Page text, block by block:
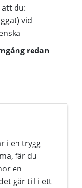
att du:
vid
redan
i en trygg
får du
en
går till i ett